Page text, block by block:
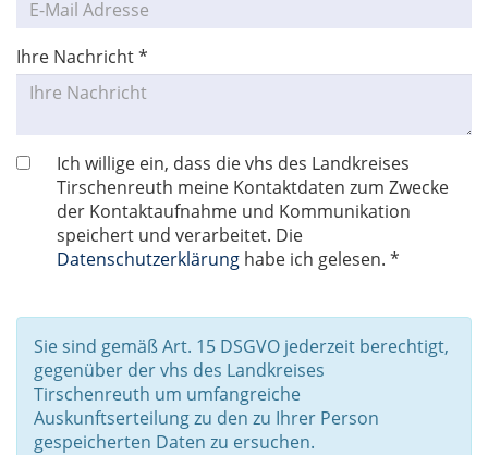
Ihre Nachricht*
Ich willige ein, dass die vhs des Landkreises
Tirschenreuth meine Kontaktdaten zum Zwecke
der Kontaktaufnahme und Kommunikation
speichert und verarbeitet. Die
Datenschutzerklärung habe ich gelesen. *
Sie sind gemäß Art. 15 DSGVO jederzeit berechtigt,
gegenüber der vhs des Landkreises
Tirschenreuth um umfangreiche
Auskunftserteilung zu den zu Ihrer Person
gespeicherten Daten zu ersuchen.